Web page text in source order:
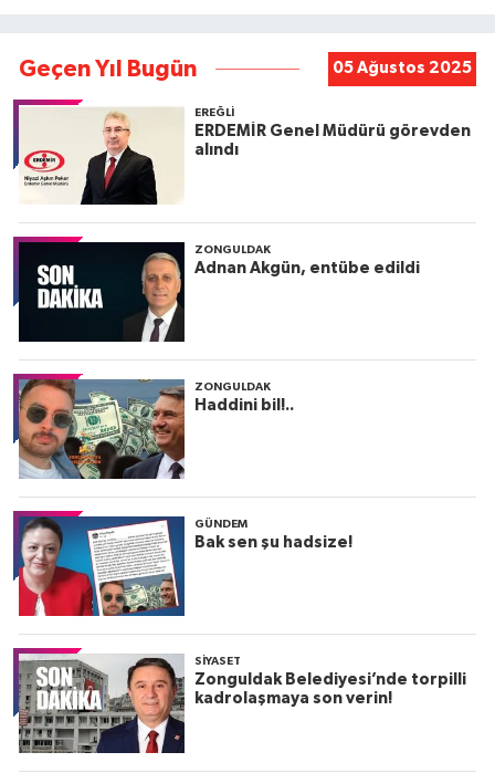
Geçen Yıl Bugün 05 Ağustos 2025
EREĞLI
ERDEMİR Genel Müdürü görevden
alındı
ZONGULDAK
Adnan Akgün, entübe edildi
ZONGULDAK
Haddini bil!..
GÜNDEM
Bak sen şu hadsize!
SIYASET
Zonguldak Belediyesi’nde torpilli
kadrolaşmaya son verin!